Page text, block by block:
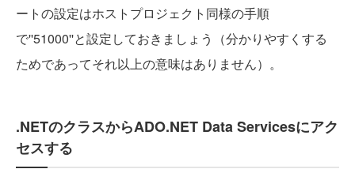
ートの設定はホストプロジェクト同様の手順
で''51000''と設定しておきましょう（分かりやすくする
ためであってそれ以上の意味はありません）。
.NETのクラスからADO.NET Data Servicesにアク
セスする